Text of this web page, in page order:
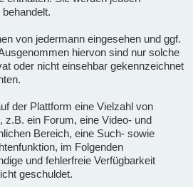
von jedermann eingesehen und ggf.
hiervon sind nur solche
oder nicht einsehbar gekennzeichnet
der Plattform eine Vielzahl von
z.B. ein Forum, eine Video- und
Bereich, eine Such- sowie
im Folgenden
und fehlerfreie Verfügbarkeit
geschuldet.